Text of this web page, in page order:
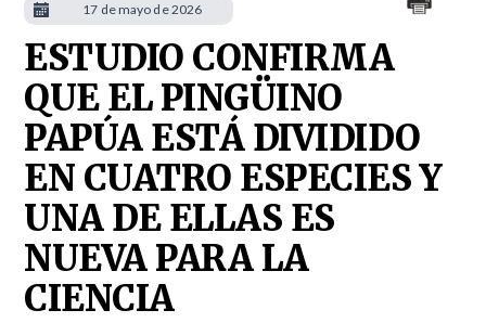
ESTUDIO CONFIRMA
QUE EL PINGÜINO
PAPÚA ESTÁ DIVIDIDO
EN CUATRO ESPECIES Y
UNA DE ELLAS ES
NUEVA PARA LA
CIENCIA
17 de mayo de 2026